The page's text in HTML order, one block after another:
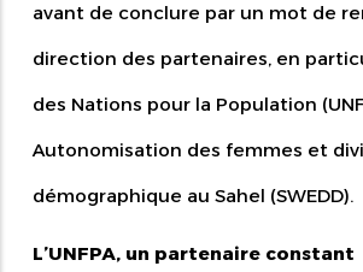
avant de conclure par un mot de
direction des partenaires, en
des Nations pour la Population
Autonomisation des femmes et
démographique au Sahel (SWEDD).
L’UNFPA, un partenaire constant